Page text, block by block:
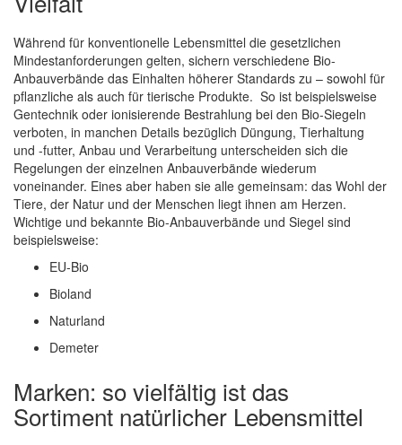
Während für konventionelle Lebensmittel die gesetzlichen
Mindestanforderungen gelten, sichern verschiedene Bio-
Anbauverbände das Einhalten höherer Standards zu – sowohl für
pflanzliche als auch für tierische Produkte. So ist beispielsweise
Gentechnik oder ionisierende Bestrahlung bei den Bio-Siegeln
verboten, in manchen Details bezüglich Düngung, Tierhaltung
und -futter, Anbau und Verarbeitung unterscheiden sich die
Regelungen der einzelnen Anbauverbände wiederum
voneinander. Eines aber haben sie alle gemeinsam: das Wohl der
Tiere, der Natur und der Menschen liegt ihnen am Herzen.
Wichtige und bekannte Bio-Anbauverbände und Siegel sind
beispielsweise:
EU-Bio
Bioland
Naturland
Demeter
Marken: so vielfältig ist das
Sortiment natürlicher Lebensmittel